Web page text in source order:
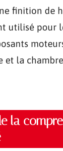
finition de
utilisé pour
et la
la